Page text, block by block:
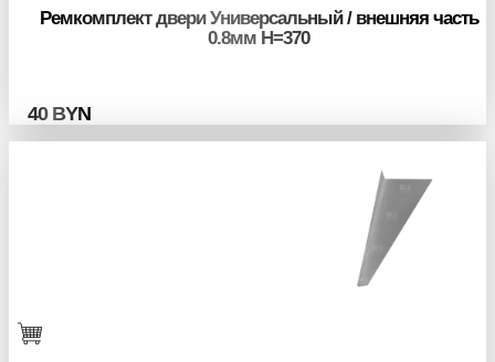
Ремкомплект двери Универсальный / внешняя часть
0.8мм H=370
40 BYN